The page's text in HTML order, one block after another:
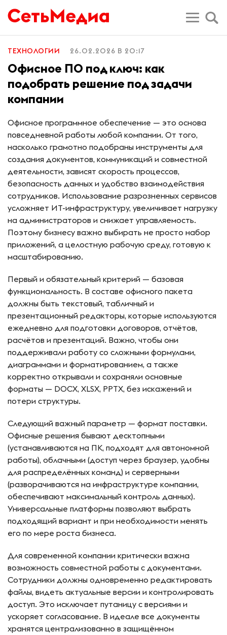
ТЕХНОЛОГИИ 26.02.2026 В 20:17
Офисное ПО под ключ: как
подобрать решение под задачи
компании
Офисное программное обеспечение — это основа
повседневной работы любой компании. От того,
насколько грамотно подобраны инструменты для
создания документов, коммуникаций и совместной
деятельности, зависят скорость процессов,
безопасность данных и удобство взаимодействия
сотрудников. Использование разрозненных сервисов
усложняет ИТ-инфраструктуру, увеличивает нагрузку
на администраторов и снижает управляемость.
Поэтому бизнесу важно выбирать не просто набор
приложений, а целостную рабочую среду, готовую к
масштабированию.
Первый и обязательный критерий — базовая
функциональность. В составе офисного пакета
должны быть текстовый, табличный и
презентационный редакторы, которые используются
ежедневно для подготовки договоров, отчётов,
расчётов и презентаций. Важно, чтобы они
поддерживали работу со сложными формулами,
диаграммами и форматированием, а также
корректно открывали и сохраняли основные
форматы — DOCX, XLSX, PPTX, без искажений и
потери структуры.
Следующий важный параметр — формат поставки.
Офисные решения бывают десктопными
(устанавливаются на ПК, подходят для автономной
работы), облачными (доступ через браузер, удобны
для распределённых команд) и серверными
(разворачиваются на инфраструктуре компании,
обеспечивают максимальный контроль данных).
Универсальные платформы позволяют выбрать
подходящий вариант и при необходимости менять
его по мере роста бизнеса.
Для современной компании критически важна
возможность совместной работы с документами.
Сотрудники должны одновременно редактировать
файлы, видеть актуальные версии и контролировать
доступ. Это исключает путаницу с версиями и
ускоряет согласование. В идеале все документы
хранятся централизованно в защищённом